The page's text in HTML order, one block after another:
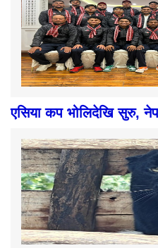
एसिया कप भोलिदेखि सुरु,